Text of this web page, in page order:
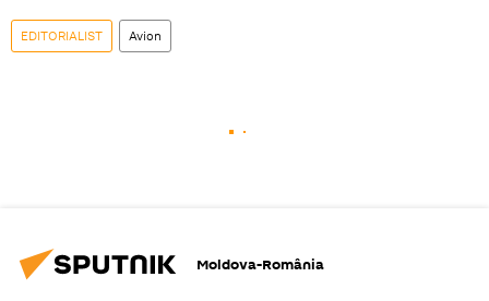
EDITORIALIST Avion
Moldova-România